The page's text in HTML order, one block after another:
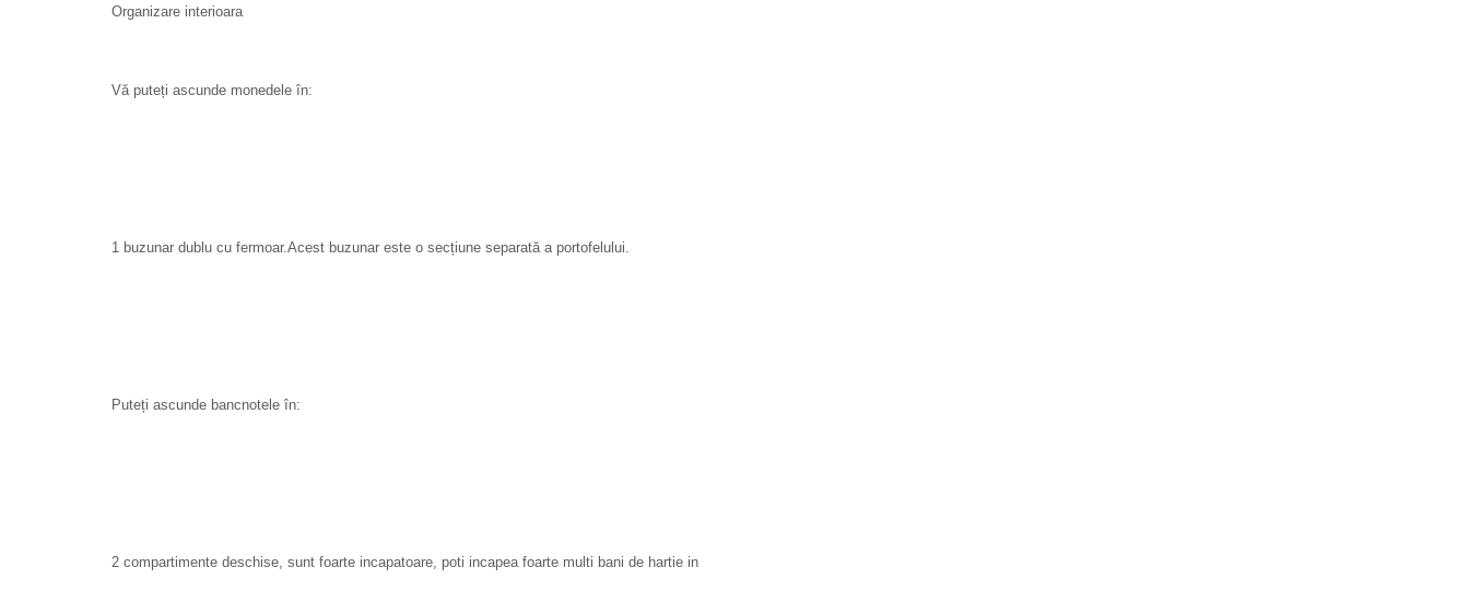
Organizare interioara
Vă puteți ascunde monedele în:
1 buzunar dublu cu fermoar.Acest buzunar este o secțiune separată a portofelului.
Puteți ascunde bancnotele în:
2 compartimente deschise, sunt foarte incapatoare, poti incapea foarte multi bani de hartie in